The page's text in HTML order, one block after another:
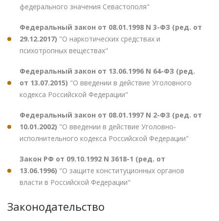
федерального значения Севастополя"
Федеральный закон от 08.01.1998 N 3-ФЗ (ред. от
29.12.2017) "О наркотических средствах и
психотропных веществах"
Федеральный закон от 13.06.1996 N 64-ФЗ (ред.
от 13.07.2015) "О введении в действие Уголовного
кодекса Российской Федерации"
Федеральный закон от 08.01.1997 N 2-ФЗ (ред. от
10.01.2002) "О введении в действие Уголовно-
исполнительного кодекса Российской Федерации"
Закон РФ от 09.10.1992 N 3618-1 (ред. от
13.06.1996) "О защите конституционных органов
власти в Российской Федерации"
Законодательство